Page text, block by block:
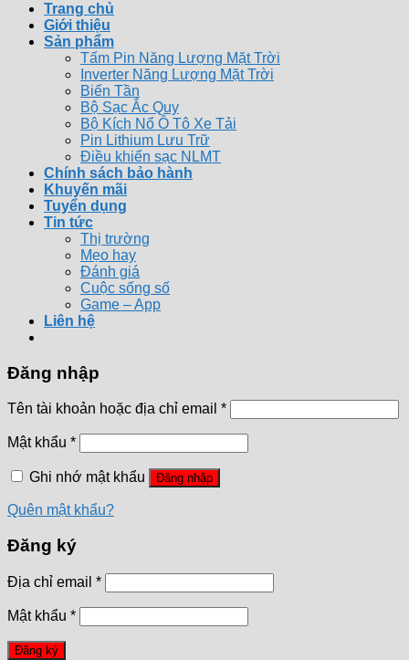
Trang chủ
Giới thiệu
Sản phẩm
Tấm Pin Năng Lượng Mặt Trời
Inverter Năng Lượng Mặt Trời
Biến Tần
Bộ Sạc Ắc Quy
Bộ Kích Nổ Ô Tô Xe Tải
Pin Lithium Lưu Trữ
Điều khiển sạc NLMT
Chính sách bảo hành
Khuyến mãi
Tuyển dụng
Tin tức
Thị trường
Mẹo hay
Đánh giá
Cuộc sống số
Game – App
Liên hệ
Đăng nhập
Tên tài khoản hoặc địa chỉ email *
Mật khẩu *
Ghi nhớ mật khẩu Đăng nhập
Quên mật khẩu?
Đăng ký
Địa chỉ email *
Mật khẩu *
Đăng ký